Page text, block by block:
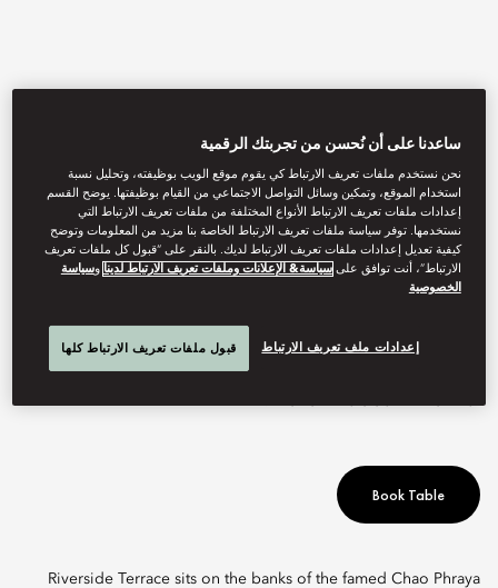
View All
RIVERSIDE TERRACE
Book Table
Riverside Terrace sits on the banks of the famed Chao Phraya
ساعدنا على أن نُحسن من تجربتك الرقمية
نحن نستخدم ملفات تعريف الارتباط كي يقوم موقع الويب بوظيفته، وتحليل نسبة
استخدام الموقع، وتمكين وسائل التواصل الاجتماعي من القيام بوظيفتها. يوضح القسم
إعدادات ملفات تعريف الارتباط الأنواع المختلفة من ملفات تعريف الارتباط التي
نستخدمها. توفر سياسة ملفات تعريف الارتباط الخاصة بنا مزيد من المعلومات وتوضح
كيفية تعديل إعدادات ملفات تعريف الارتباط لديك. بالنقر على “قبول كل ملفات تعريف
الارتباط”، أنت توافق علىسياسة& الإعلانات وملفات تعريف الارتباط لدينا وسياسة
الخصوصية
إعدادات ملف تعريف الارتباط قبول ملفات تعريف الارتباط كلها